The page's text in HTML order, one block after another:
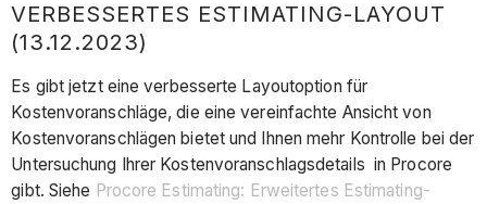
VERBESSERTES ESTIMATING-LAYOUT
(13.12.2023)
Es gibt jetzt eine verbesserte Layoutoption für
Kostenvoranschläge, die eine vereinfachte Ansicht von
Kostenvoranschlägen bietet und Ihnen mehr Kontrolle bei der
Untersuchung Ihrer Kostenvoranschlagsdetails in Procore
gibt. Siehe Procore Estimating: Erweitertes Estimating-